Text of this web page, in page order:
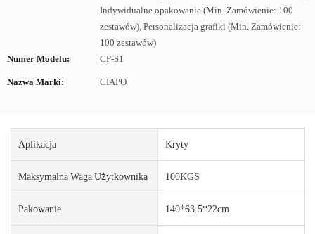
Indywidualne opakowanie (Min. Zamówienie: 100
zestawów), Personalizacja grafiki (Min. Zamówienie:
100 zestawów)
Numer Modelu:
CP-S1
Nazwa Marki: CIAPO
Aplikacja Kryty
Maksymalna Waga Użytkownika 100KGS
Pakowanie 140*63.5*22cm